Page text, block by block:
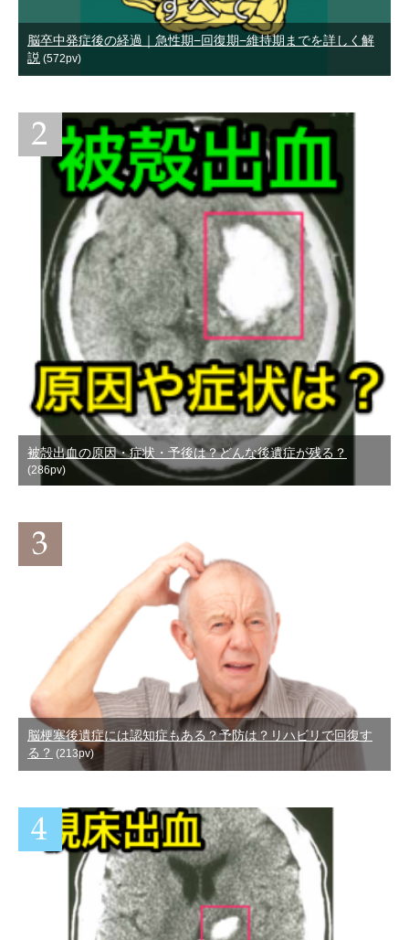
脳卒中発症後の経過｜急性期−回復期−維持期までを詳しく解
説 (572pv)
被殻出血の原因・症状・予後は？どんな後遺症が残る？
(286pv)
脳梗塞後遺症には認知症もある？予防は？リハビリで回復す
る？ (213pv)